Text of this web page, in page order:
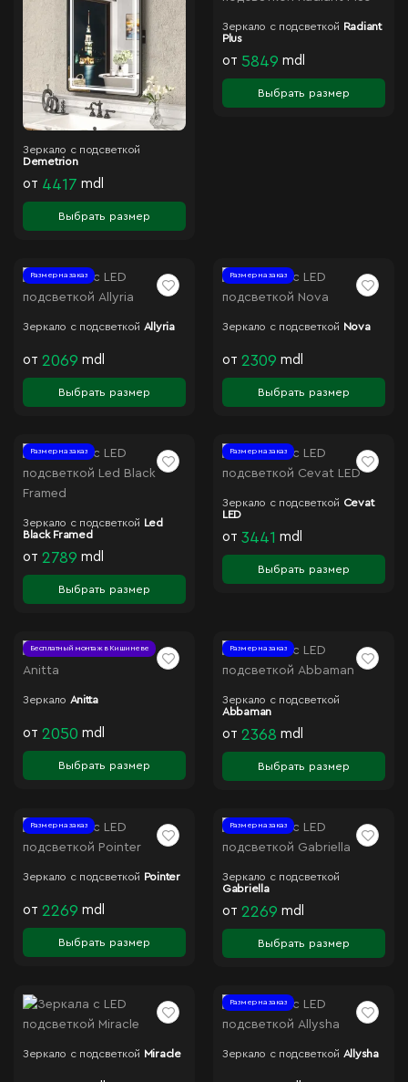
Зеркало с подсветкой
Demetrion
от 4417 mdl
Выбрать размер
Зеркало с подсветкой Radiant
Plus
от 5849 mdl
Выбрать размер
Размер на заказ
Зеркало с подсветкой Allyria
от 2069 mdl
Выбрать размер
Размер на заказ
Зеркало с подсветкой Nova
от 2309 mdl
Выбрать размер
Размер на заказ
Зеркало с подсветкой Led
Black Framed
от 2789 mdl
Выбрать размер
Размер на заказ
Зеркало с подсветкой Cevat
LED
от 3441 mdl
Выбрать размер
Бесплатный монтаж в Кишиневе
Зеркало Anitta
от 2050 mdl
Выбрать размер
Размер на заказ
Зеркало с подсветкой
Abbaman
от 2368 mdl
Выбрать размер
Размер на заказ
Зеркало с подсветкой Pointer
от 2269 mdl
Выбрать размер
Размер на заказ
Зеркало с подсветкой
Gabriella
от 2269 mdl
Выбрать размер
Зеркало с подсветкой Miracle
Размер на заказ
Зеркало с подсветкой Allysha